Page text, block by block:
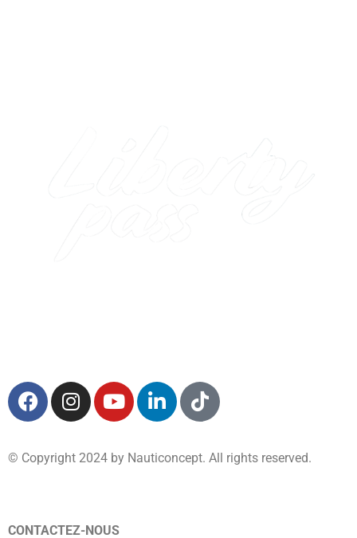
© Copyright 2024 by Nauticoncept. All rights reserved.
CONTACTEZ-NOUS